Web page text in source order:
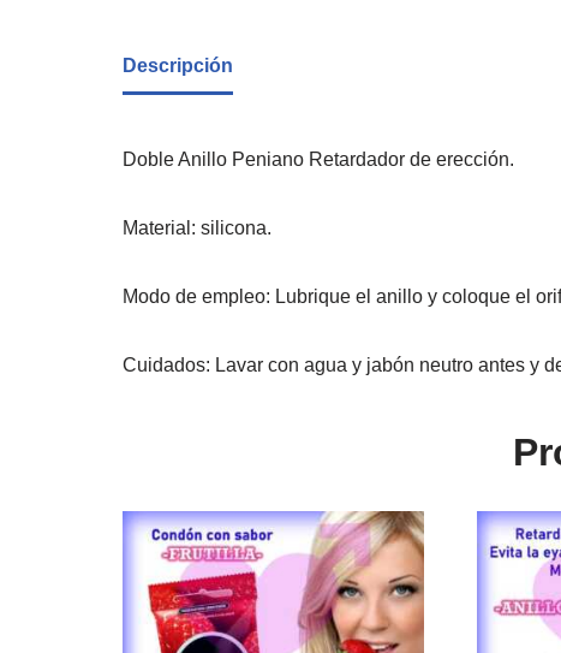
Descripción
Doble Anillo Peniano Retardador de erección.
Material: silicona.
Modo de empleo: Lubrique el anillo y coloque el
Cuidados: Lavar con agua y jabón neutro antes y